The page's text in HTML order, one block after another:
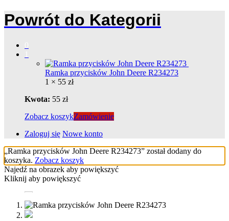
Powrót do Kategorii
Ramka przycisków John Deere R234273
1 × 55 zł
Kwota: 55 zł
Zobacz koszykZamówienie
Zaloguj się Nowe konto
„Ramka przycisków John Deere R234273” został dodany do
koszyka. Zobacz koszyk
Najedź na obrazek aby powiększyć
Kliknij aby powiększyć